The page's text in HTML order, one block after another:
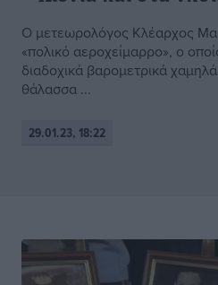
Ο μετεωρολόγος Κλέαρχος
«πολικό αεροχείμαρρο», ο
διαδοχικά βαρομετρικά
θάλασσα ...
29.01.23, 18:22